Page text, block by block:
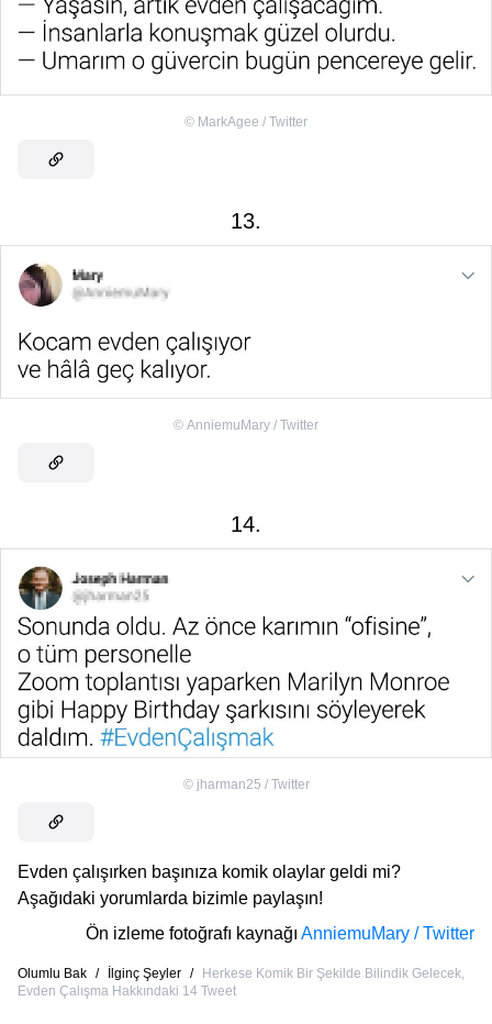
© MarkAgee / Twitter
13.
© AnniemuMary / Twitter
14.
© jharman25 / Twitter
Evden çalışırken başınıza komik olaylar geldi mi?
Aşağıdaki yorumlarda bizimle paylaşın!
Ön izleme fotoğrafı kaynağı AnniemuMary / Twitter
Olumlu Bak / İlginç Şeyler /
Herkese Komik Bir Şekilde Bilindik Gelecek,
Evden Çalışma Hakkındaki 14 Tweet